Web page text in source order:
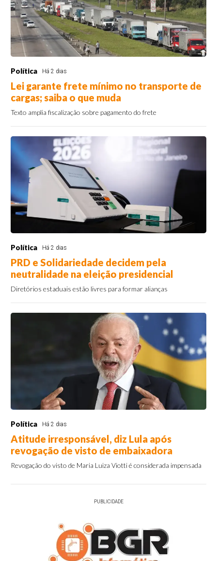
Política Há 2 dias
Lei garante frete mínimo no transporte de
cargas; saiba o que muda
Texto amplia fiscalização sobre pagamento do frete
Política Há 2 dias
PRD e Solidariedade decidem pela
neutralidade na eleição presidencial
Diretórios estaduais estão livres para formar alianças
Política Há 2 dias
Atitude irresponsável, diz Lula após
revogação de visto de embaixadora
Revogação do visto de Maria Luiza Viotti é considerada impensada
PUBLICIDADE